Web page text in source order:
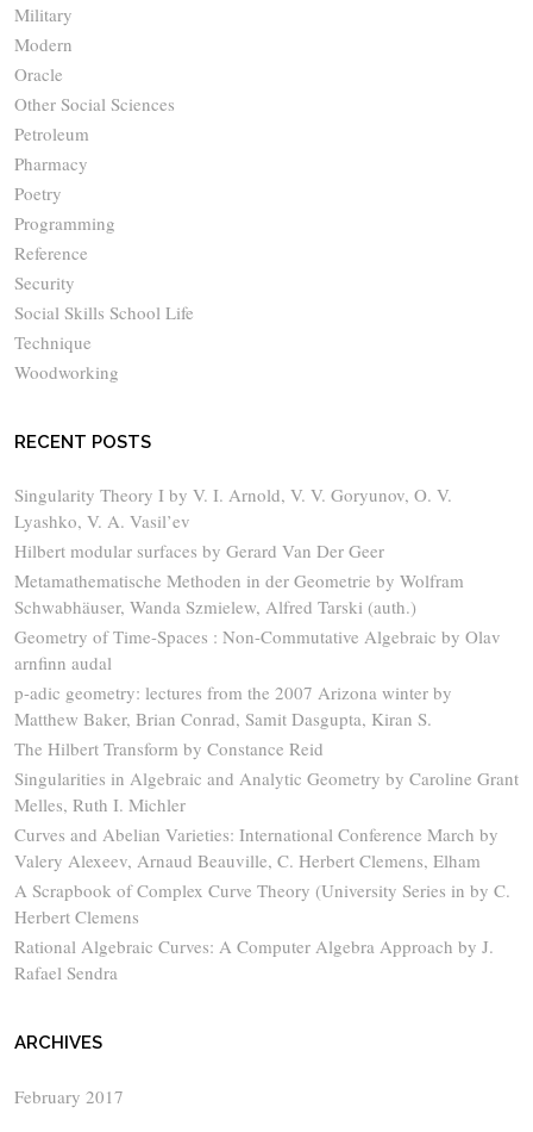
Military
Modern
Oracle
Other Social Sciences
Petroleum
Pharmacy
Poetry
Programming
Reference
Security
Social Skills School Life
Technique
Woodworking
RECENT POSTS
Singularity Theory I by V. I. Arnold, V. V. Goryunov, O. V.
Lyashko, V. A. Vasil’ev
Hilbert modular surfaces by Gerard Van Der Geer
Metamathematische Methoden in der Geometrie by Wolfram
Schwabhäuser, Wanda Szmielew, Alfred Tarski (auth.)
Geometry of Time-Spaces : Non-Commutative Algebraic by Olav
arnfinn audal
p-adic geometry: lectures from the 2007 Arizona winter by
Matthew Baker, Brian Conrad, Samit Dasgupta, Kiran S.
The Hilbert Transform by Constance Reid
Singularities in Algebraic and Analytic Geometry by Caroline Grant
Melles, Ruth I. Michler
Curves and Abelian Varieties: International Conference March by
Valery Alexeev, Arnaud Beauville, C. Herbert Clemens, Elham
A Scrapbook of Complex Curve Theory (University Series in by C.
Herbert Clemens
Rational Algebraic Curves: A Computer Algebra Approach by J.
Rafael Sendra
ARCHIVES
February 2017